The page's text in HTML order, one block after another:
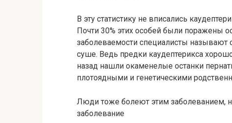
В эту статистику не вписались
Почти 30% этих особей были поражены
заболеваемости специалисты
суше. Ведь предки каудептерикса
назад нашли окаменелые останки
плотоядными и генетическими
Люди тоже болеют этим заболеванием,
заболевание